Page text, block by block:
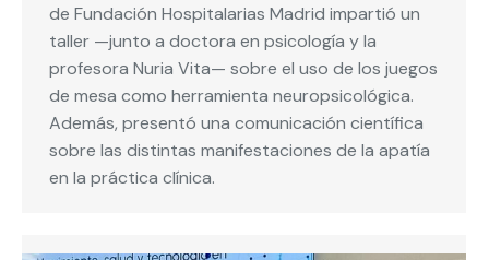
de Fundación Hospitalarias Madrid impartió un
taller —junto a doctora en psicología y la
profesora Nuria Vita— sobre el uso de los juegos
de mesa como herramienta neuropsicológica.
Además, presentó una comunicación científica
sobre las distintas manifestaciones de la apatía
en la práctica clínica.